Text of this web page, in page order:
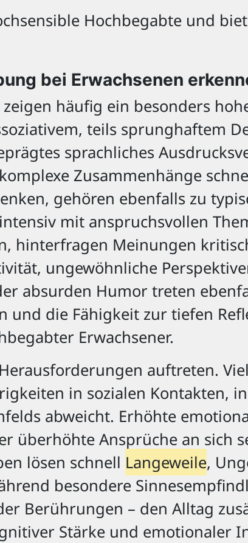
Hochbegabte und
bei Erwachsenen
häufig ein besonders
teils sprunghaftem
sprachliches
Zusammenhänge
gehören ebenfalls zu
mit anspruchsvollen
hinterfragen Meinungen
ungewöhnliche
absurden Humor treten
und die Fähigkeit zur tiefen
Erwachsener.
auftreten.
in sozialen Kontakten,
abweicht. Erhöhte
überhöhte Ansprüche an sich
lösen schnell Langeweile,
besondere
Berührungen – den Alltag
Stärke und emotionaler